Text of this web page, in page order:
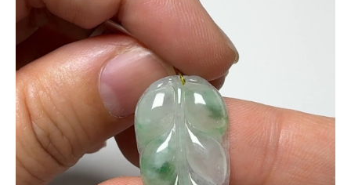
翡
翠
墜
數
量